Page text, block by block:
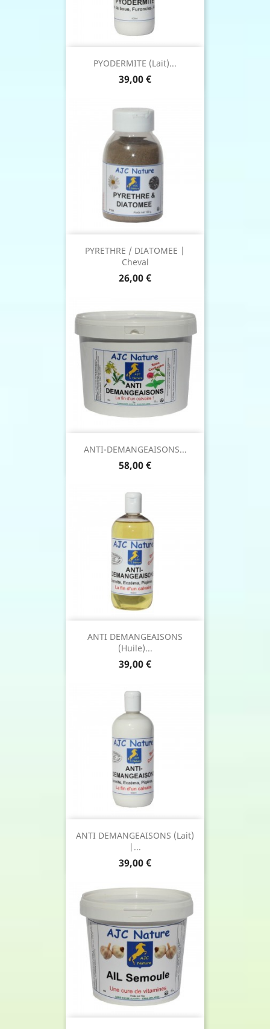
PYODERMITE (Lait)...
Prix
39,00 €
PYRETHRE / DIATOMEE |
Cheval
Prix
26,00 €
ANTI-DEMANGEAISONS...
Prix
58,00 €
ANTI DEMANGEAISONS
(Huile)...
Prix
39,00 €
ANTI DEMANGEAISONS (Lait)
|...
Prix
39,00 €